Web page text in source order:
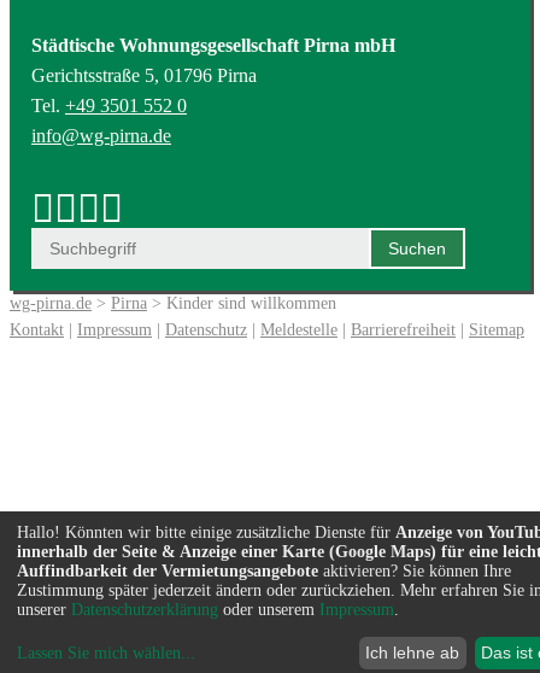
Städtische Wohnungsgesellschaft Pirna mbH
Gerichtsstraße 5, 01796 Pirna
Tel. +49 3501 552 0
info@wg-pirna.de
wg-pirna.de > Pirna > Kinder sind willkommen
Kontakt | Impressum | Datenschutz | Meldestelle | Barrierefreiheit | Sitemap
Hallo! Könnten wir bitte einige zusätzliche Dienste für Anzeige von
innerhalb der Seite & Anzeige einer Karte (Google Maps) für eine
Auffindbarkeit der Vermietungsangebote aktivieren? Sie können Ihre
Zustimmung später jederzeit ändern oder zurückziehen. Mehr erfahren Sie
unserer Datenschutzerklärung oder unserem Impressum
Lassen Sie mich wählen... Ich lehne ab Das ist